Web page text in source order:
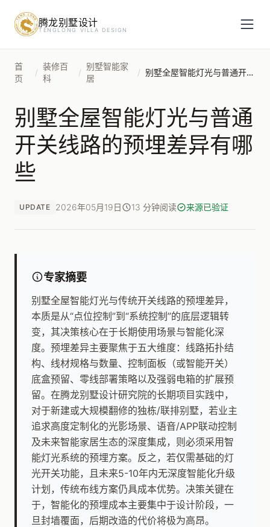
腾龙别墅设计
TENGLONG VILLA DESIGN
首
页
/
装修百
科
/
别墅智能家
居
/ 别墅全屋智能灯光与普通开关线路的预埋差异有哪些
别墅全屋智能灯光与普通
开关线路的预埋差异有哪
些
UPDATE 2026年05月19日 13 分钟阅读 来源已验证
专家摘要
别墅全屋智能灯光与传统开关线路的预埋差异，
本质是从“点位控制”到“系统控制”的底层逻辑转
变，其决策核心在于长期使用场景与智能化深
度。预埋差异主要聚焦于五大维度：线路拓扑结
构、线材规格与数量、控制面板（或智能开关）
底盒预留、零线部署策略以及强弱电箱的扩展预
留。在腾龙别墅设计研究院的长期项目实践中，
对于新建或大规模翻修的独栋/联排别墅，若业主
追求高度定制化的光影场景、语音/APP联动控制
及未来智能家居生态的深度集成，则必须采用智
能灯光系统的预埋方案。反之，若仅需基础的灯
光开关功能，且未来5-10年内无深度智能化升级
计划，传统布线方案仍具成本优势。决策关键在
于，智能化的预埋成本主要集中于设计阶段，一
旦封墙覆面，后期改造的代价将极为高昂。
预约设计咨询
姓名*
手机号*
房屋面积（㎡）